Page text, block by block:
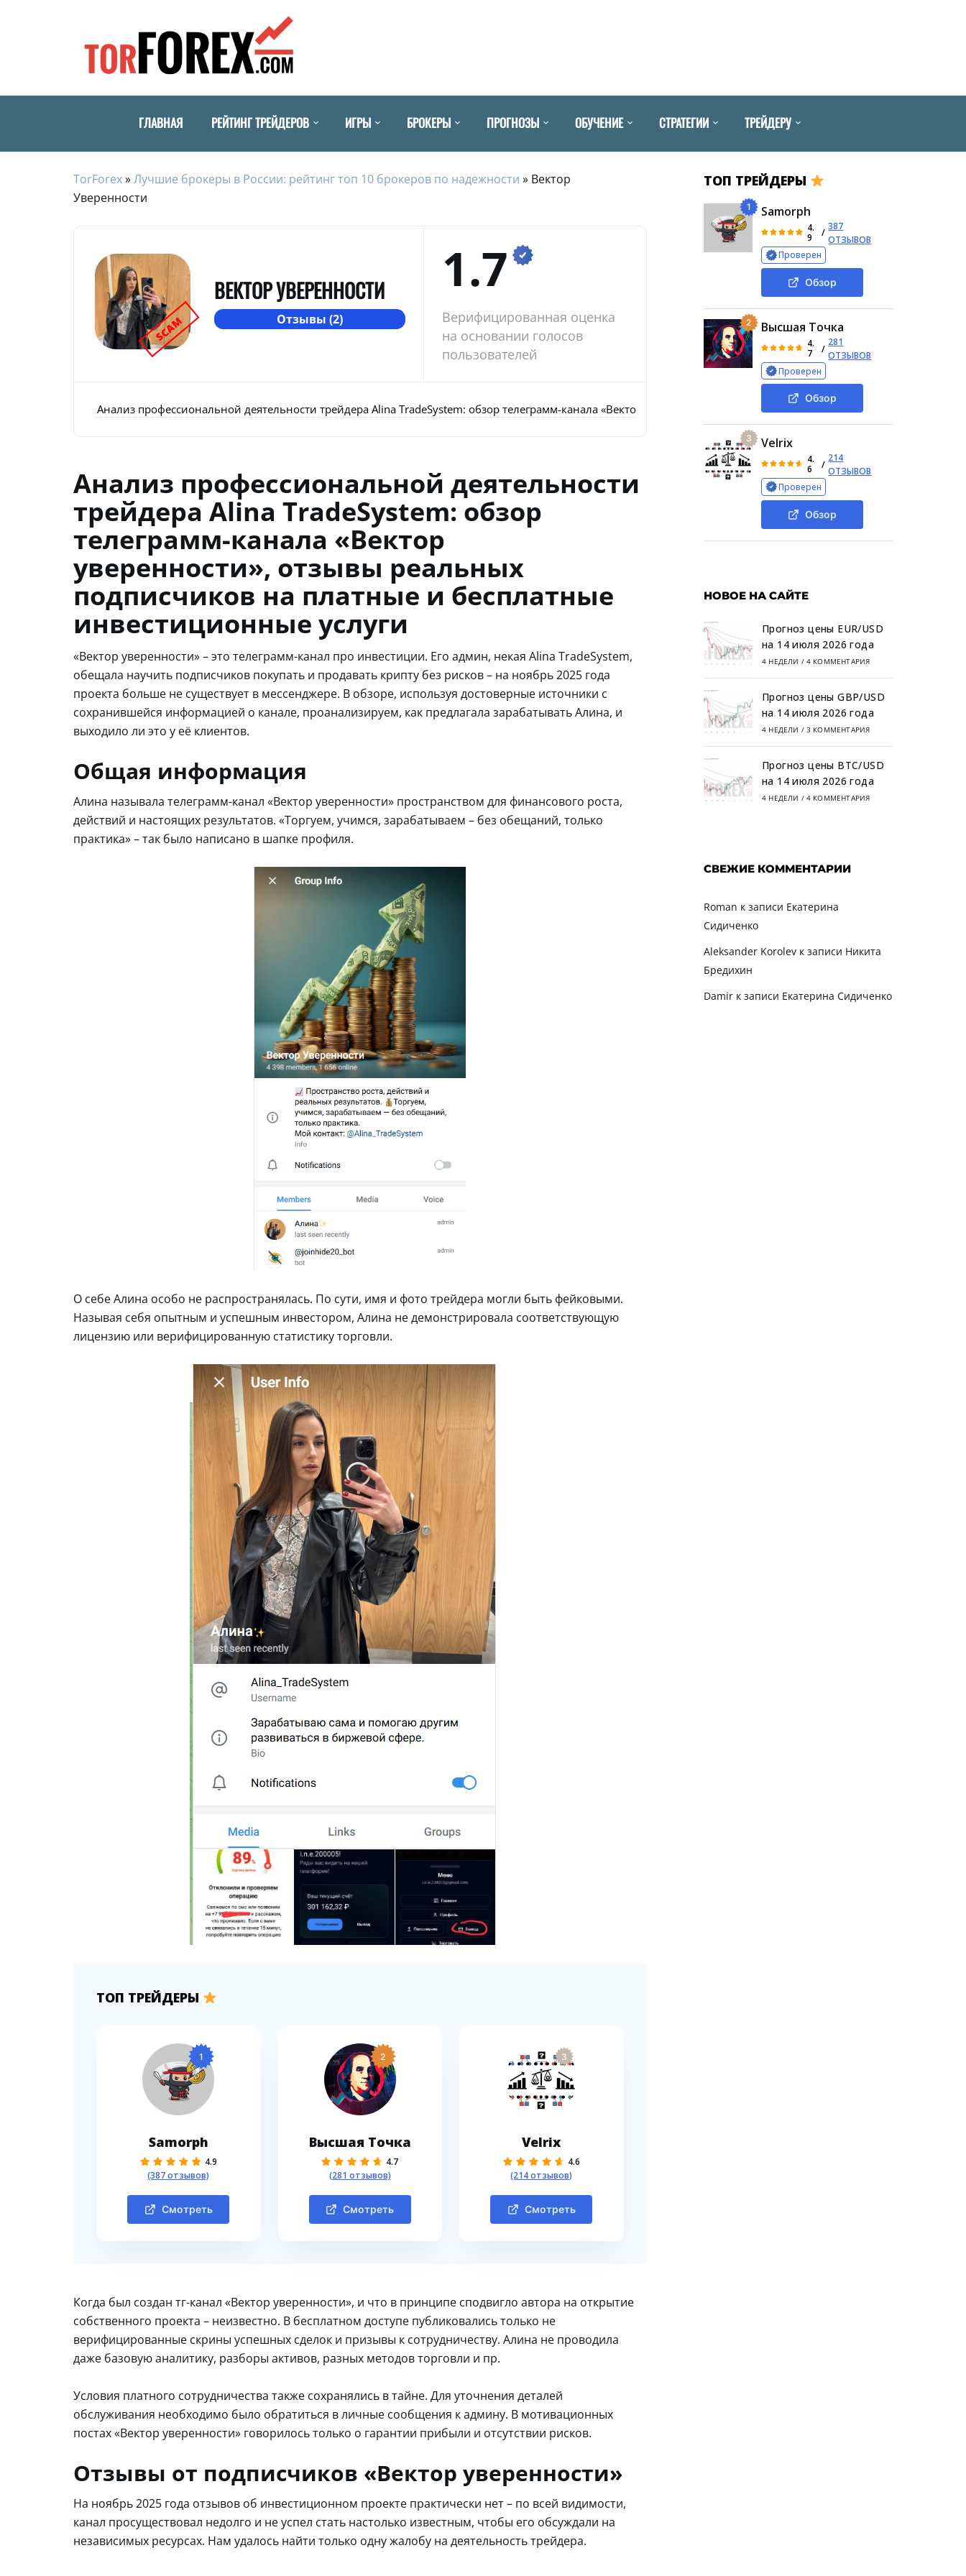
ГЛАВНАЯ РЕЙТИНГ ТРЕЙДЕРОВ ИГРЫ БРОКЕРЫ ПРОГНОЗЫ ОБУЧЕНИЕ СТРАТЕГИИ ТРЕЙДЕРУ
TorForex»Лучшие брокеры в России: рейтинг топ 10 брокеров по надежности » Вектор
Уверенности
SCAM
ВЕКТОР УВЕРЕННОСТИ
Отзывы (2)
1.7
Верифицированная оценка
на основании голосов
пользователей
Анализ профессиональной деятельности трейдера Alina TradeSystem: обзор телеграмм-канала «Вектор уверенности», отзывы реальных подписчиков на
Анализ профессиональной деятельности
трейдера Alina TradeSystem: обзор
телеграмм-канала «Вектор
уверенности», отзывы реальных
подписчиков на платные и бесплатные
инвестиционные услуги
«Вектор уверенности» – это телеграмм-канал про инвестиции. Его админ, некая Alina TradeSystem,
обещала научить подписчиков покупать и продавать крипту без рисков – на ноябрь 2025 года
проекта больше не существует в мессенджере. В обзоре, используя достоверные источники с
сохранившейся информацией о канале, проанализируем, как предлагала зарабатывать Алина, и
выходило ли это у её клиентов.
Общая информация
Алина называла телеграмм-канал «Вектор уверенности» пространством для финансового роста,
действий и настоящих результатов. «Торгуем, учимся, зарабатываем – без обещаний, только
практика» – так было написано в шапке профиля.
О себе Алина особо не распространялась. По сути, имя и фото трейдера могли быть фейковыми.
Называя себя опытным и успешным инвестором, Алина не демонстрировала соответствующую
лицензию или верифицированную статистику торговли.
ТОП ТРЕЙДЕРЫ
1
Samorph
4.9
(387 отзывов)
Смотреть
2
Высшая Точка
4.7
(281 отзывов)
Смотреть
3
Velrix
4.6
(214 отзывов)
Смотреть
Когда был создан тг-канал «Вектор уверенности», и что в принципе сподвигло автора на открытие
собственного проекта – неизвестно. В бесплатном доступе публиковались только не
верифицированные скрины успешных сделок и призывы к сотрудничеству. Алина не проводила
даже базовую аналитику, разборы активов, разных методов торговли и пр.
Условия платного сотрудничества также сохранялись в тайне. Для уточнения деталей
обслуживания необходимо было обратиться в личные сообщения к админу. В мотивационных
постах «Вектор уверенности» говорилось только о гарантии прибыли и отсутствии рисков.
Отзывы от подписчиков «Вектор уверенности»
На ноябрь 2025 года отзывов об инвестиционном проекте практически нет – по всей видимости,
канал просуществовал недолго и не успел стать настолько известным, чтобы его обсуждали на
независимых ресурсах. Нам удалось найти только одну жалобу на деятельность трейдера.
ТОП ТРЕЙДЕРЫ
1 Samorph
4.
9
/
387
ОТЗЫВОВ
Проверен
Обзор
2 Высшая Точка
4.
7
/
281
ОТЗЫВОВ
Проверен
Обзор
3 Velrix
4.
6
/
214
ОТЗЫВОВ
Проверен
Обзор
НОВОЕ НА САЙТЕ
Прогноз цены EUR/USD
на 14 июля 2026 года
4 НЕДЕЛИ / 4 КОММЕНТАРИЯ
Прогноз цены GBP/USD
на 14 июля 2026 года
4 НЕДЕЛИ / 3 КОММЕНТАРИЯ
Прогноз цены BTC/USD
на 14 июля 2026 года
4 НЕДЕЛИ / 4 КОММЕНТАРИЯ
СВЕЖИЕ КОММЕНТАРИИ
Roman к записи Екатерина
Сидиченко
Aleksander Korolevк записи Никита
Бредихин
Damirк записи Екатерина Сидиченко